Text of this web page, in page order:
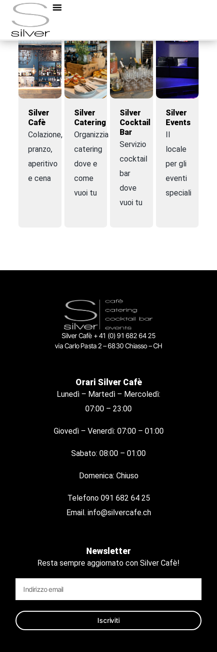
Silver
Cafè
Colazione,
pranzo,
aperitivo
e cena
Silver
Catering
Organizziamo
catering
dove e
come
vuoi tu
Silver
Cocktail
Bar
Servizio
cocktail
bar
dove
vuoi tu
Silver
Events
Il
locale
per gli
eventi
speciali
Silver Cafè + 41 (0) 91 682 64 25
via Carlo Pasta 2 – 6830 Chiasso – CH
Orari Silver Cafè
Lunedì – Martedì – Mercoledì:
07:00 – 23:00
Giovedì – Venerdì: 07:00 – 01:00
Sabato: 08:00 – 01:00
Domenica: Chiuso
Telefono 091 682 64 25
Email. info@silvercafe.ch
Newsletter
Resta sempre aggiornato con Silver Cafè!
Iscriviti